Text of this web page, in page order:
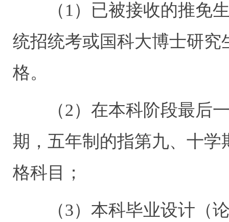
（1）已被接收的推免生
统招统考或国科大博士研
格。
（2）在本科阶段最后一
期，五年制的指第九、十
格科目；
（3）本科毕业设计（论